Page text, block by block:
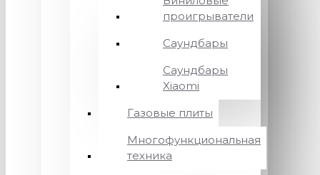
проигрыватели
Саундбары
Саундбары
Xiaomi
Газовые плиты
Многофункциональная
техника